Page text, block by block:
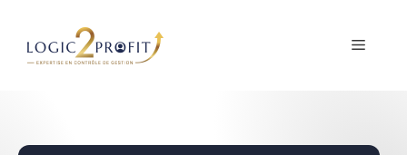
contenu
MENU